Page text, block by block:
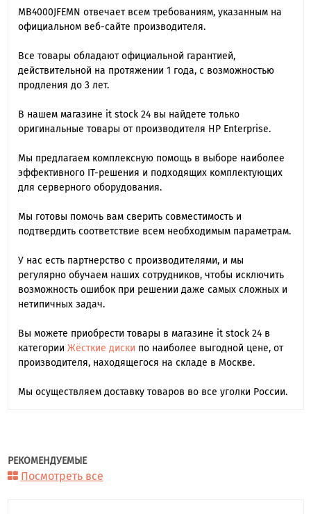
MB4000JFEMN отвечает всем требованиям, указанным на
официальном веб-сайте производителя.
Все товары обладают официальной гарантией,
действительной на протяжении 1 года, с возможностью
продления до 3 лет.
В нашем магазине it stock 24 вы найдете только
оригинальные товары от производителя HP Enterprise.
Мы предлагаем комплексную помощь в выборе наиболее
эффективного IT-решения и подходящих комплектующих
для серверного оборудования.
Мы готовы помочь вам сверить совместимость и
подтвердить соответствие всем необходимым параметрам.
У нас есть партнерство с производителями, и мы
регулярно обучаем наших сотрудников, чтобы исключить
возможность ошибок при решении даже самых сложных и
нетипичных задач.
Вы можете приобрести товары в магазине it stock 24 в
категории Жёсткие диски по наиболее выгодной цене, от
производителя, находящегося на складе в Москве.
Мы осуществляем доставку товаров во все уголки России.
РЕКОМЕНДУЕМЫЕ
Посмотреть все